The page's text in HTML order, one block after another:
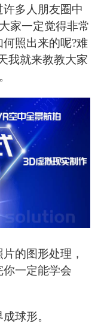
多人朋友圈中
家一定觉得非常
照出来的呢?难
我就来教教大家
的图形处理，
一定能学会
球形。